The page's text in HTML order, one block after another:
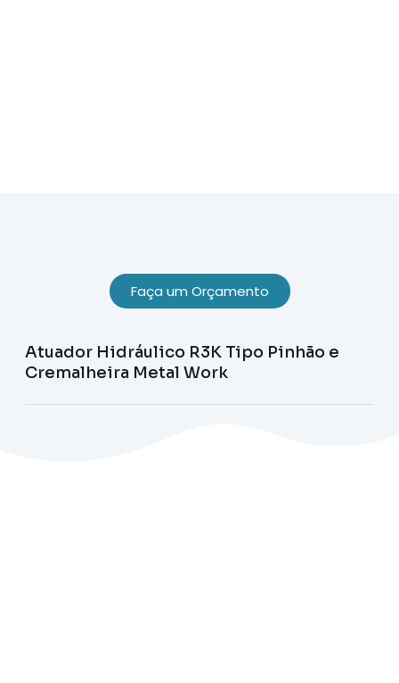
Faça um Orçamento
Atuador Hidráulico R3K Tipo Pinhão e
Cremalheira Metal Work